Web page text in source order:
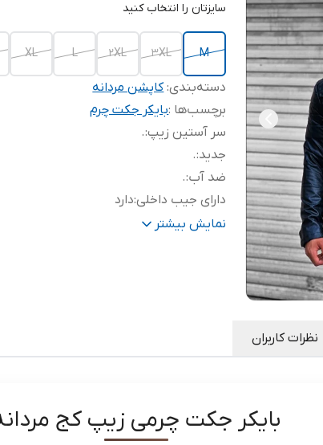
سایزتان را انتخاب کنید
M
3XL
2XL
L
XL
دسته‌بندی:کاپشن مردانه
برچسب‌ها :بایکر جکت چرم
سر آستین زیپ:
.
جدید:
.
ضد آب:
.
دارای جیب داخلی:دارد
شیک:
نمایش بیشتر
نظرات کاربران
بایکر جکت چرمی زیپ کج